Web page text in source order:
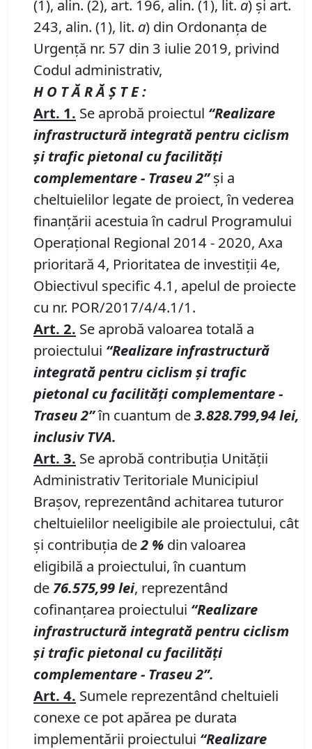
(1), alin. (2), art. 196, alin. (1), lit. a) și art.
243, alin. (1), lit. a) din Ordonanța de
Urgență nr. 57 din 3 iulie 2019, privind
Codul administrativ,
H O T Ă R Ă Ş T E :
Art. 1. Se aprobă proiectul “Realizare
infrastructură integrată pentru ciclism
şi trafic pietonal cu facilităţi
complementare - Traseu 2”şi a
cheltuielilor legate de proiect, în vederea
finanţării acestuia în cadrul Programului
Operaţional Regional 2014 - 2020, Axa
prioritară 4, Prioritatea de investiţii 4e,
Obiectivul specific 4.1, apelul de proiecte
cu nr. POR/2017/4/4.1/1.
Art. 2. Se aprobă valoarea totală a
proiectului “Realizare infrastructură
integrată pentru ciclism şi trafic
pietonal cu facilităţi complementare -
Traseu 2”în cuantum de3.828.799,94 lei,
inclusiv TVA.
Art. 3. Se aprobă contribuţia Unităţii
Administrativ Teritoriale Municipiul
Braşov, reprezentând achitarea tuturor
cheltuielilor neeligibile ale proiectului, cât
și contribuția de2 % din valoarea
eligibilă a proiectului, în cuantum
de 76.575,99lei, reprezentând
cofinanțarea proiectului “Realizare
infrastructură integrată pentru ciclism
şi trafic pietonal cu facilităţi
complementare- Traseu2”.
Art. 4. Sumele reprezentând cheltuieli
conexe ce pot apărea pe durata
implementării proiectului “Realizare